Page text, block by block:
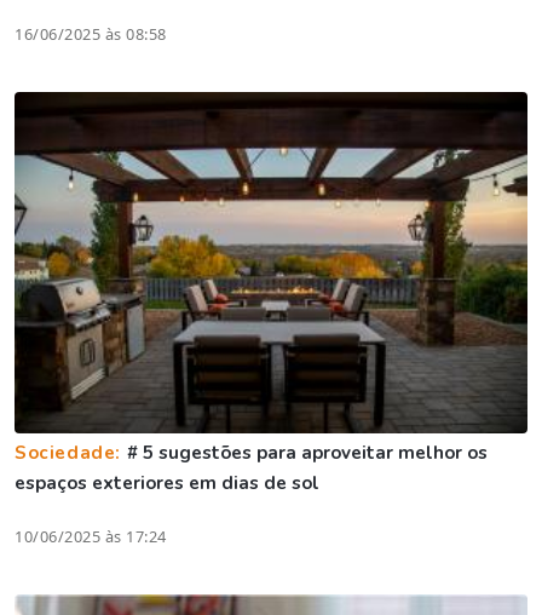
16/06/2025 às 08:58
Sociedade: # 5 sugestões para aproveitar melhor os
espaços exteriores em dias de sol
10/06/2025 às 17:24